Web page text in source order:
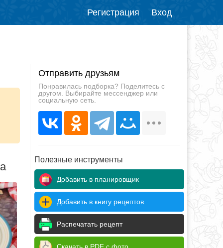
Регистрация Вход
Отправить друзьям
Понравилась подборка? Поделитесь с
другом. Выбирайте мессенджер или
социальную сеть.
Полезные инструменты
Добавить в планировщик
Добавить в книгу рецептов
Распечатать рецепт